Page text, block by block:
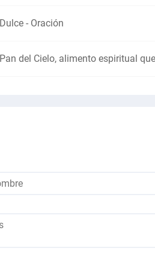
Dulce - Oración
Pan del Cielo, alimento espiritual